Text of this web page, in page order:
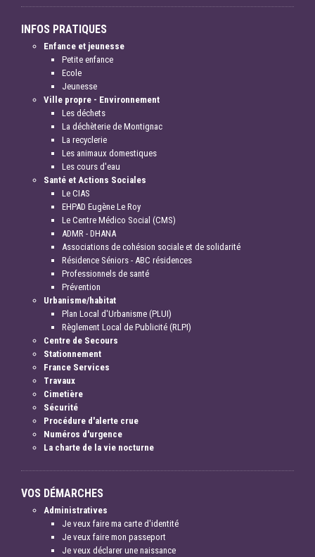
INFOS PRATIQUES
Enfance et jeunesse
Petite enfance
Ecole
Jeunesse
Ville propre - Environnement
Les déchets
La déchèterie de Montignac
La recyclerie
Les animaux domestiques
Les cours d'eau
Santé et Actions Sociales
Le CIAS
EHPAD Eugène Le Roy
Le Centre Médico Social (CMS)
ADMR - DHANA
Associations de cohésion sociale et de solidarité
Résidence Séniors - ABC résidences
Professionnels de santé
Prévention
Urbanisme/habitat
Plan Local d'Urbanisme (PLUI)
Règlement Local de Publicité (RLPI)
Centre de Secours
Stationnement
France Services
Travaux
Cimetière
Sécurité
Procédure d'alerte crue
Numéros d'urgence
La charte de la vie nocturne
VOS DÉMARCHES
Administratives
Je veux faire ma carte d'identité
Je veux faire mon passeport
Je veux déclarer une naissance